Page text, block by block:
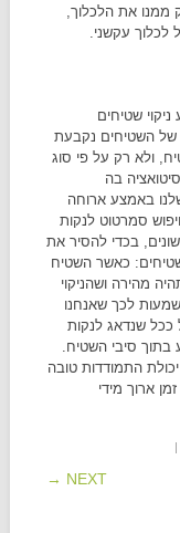
ממנו את הלכלוך,
עקשני.
שטיחים
של השטיחים נקבעת
ולא רק על פי סוג
בה
באמצע ארוחה
סמרטוט לנקות
בכדי להסיר את
כאשר השטיח
מהירה ושהניקוי
לכך שאנחנו
ככל שנדאג לנקות
בתוך סיבי השטיח.
התמודדות טובה
ארוך מידי
|
NEXT →